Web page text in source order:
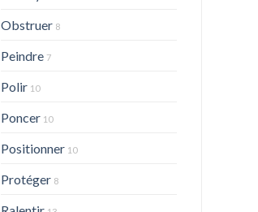
Obstruer 8
Peindre 7
Polir 10
Poncer 10
Positionner 10
Protéger 8